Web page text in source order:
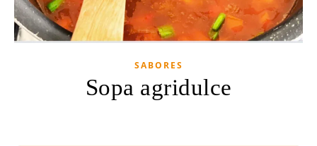
SABORES
Sopa agridulce